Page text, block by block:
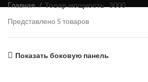
Главная Товар мощность 3000
Представлено 5 товаров
Показать боковую панель